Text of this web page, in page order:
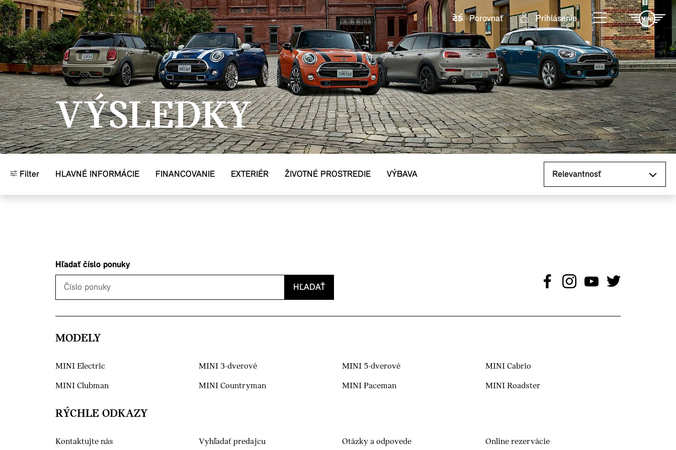
Prejsť na hlavný obsah
Porovnať
Prihlásenie
VÝSLEDKY
Filter HLAVNÉ INFORMÁCIE FINANCOVANIE EXTERIÉR ŽIVOTNÉ PROSTREDIE VÝBAVA
Hľadať číslo ponuky
HĽADAŤ
MODELY
MINI Electric MINI 3-dverové MINI 5-dverové MINI Cabrio
MINI Clubman MINI Countryman MINI Paceman MINI Roadster
RÝCHLE ODKAZY
Kontaktujte nás Vyhľadať predajcu Otázky a odpovede Online rezervácie